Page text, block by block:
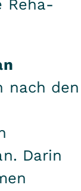
Reha-
nach den
Darin